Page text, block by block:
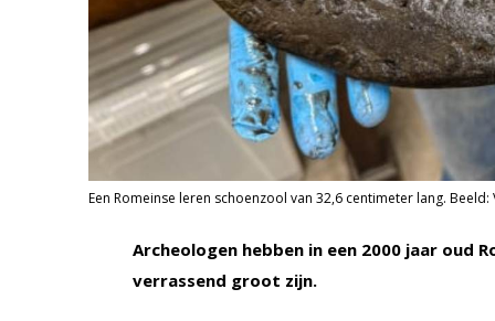
Een Romeinse leren schoenzool van 32,6 centimeter lang.
Archeologen hebben in een 2000 jaar oud
verrassend groot zijn.